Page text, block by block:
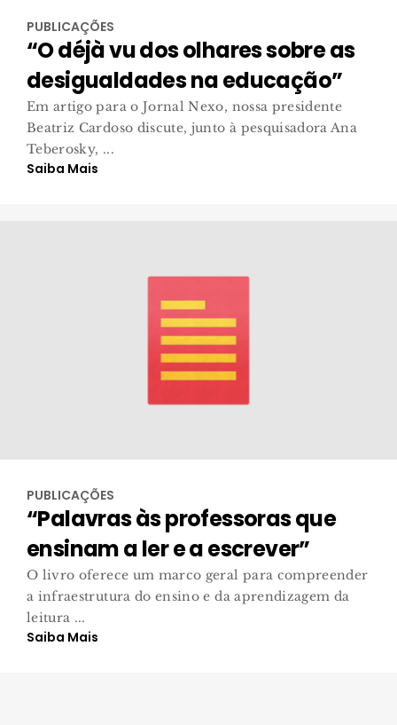
PUBLICAÇÕES
“O déjà vu dos olhares sobre as
desigualdades na educação”
Em artigo para o Jornal Nexo, nossa presidente
Beatriz Cardoso discute, junto à pesquisadora Ana
Teberosky, ...
Saiba Mais
PUBLICAÇÕES
“Palavras às professoras que
ensinam a ler e a escrever”
O livro oferece um marco geral para compreender
a infraestrutura do ensino e da aprendizagem da
leitura ...
Saiba Mais